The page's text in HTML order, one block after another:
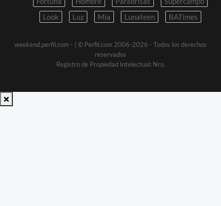
Look
Luz Mia Lunateen BATimes
weekend.perfil.com -
| © Perfil.com 2006-2026 - Todos los derechos
reservados
Registro de Propiedad Intelectual: Nro.